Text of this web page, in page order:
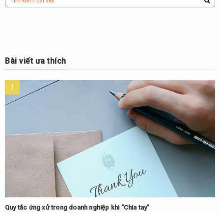
Bài viết ưa thích
Quy tắc ứng xử trong doanh nghiệp khi “Chia tay”